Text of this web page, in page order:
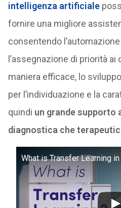
intelligenza artificiale
fornire una migliore
consentendo
l’assegnazione di priorità
maniera efficace, lo
per l’individuazione e la
quindi un grande supporto
diagnostica che
What is Transfer Learning